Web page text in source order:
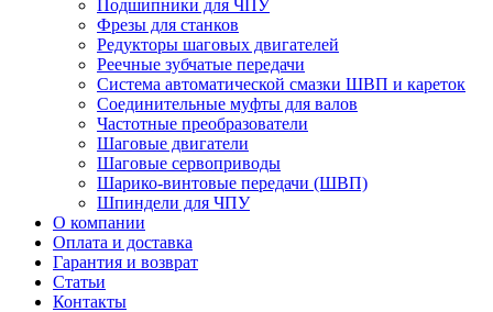
Подшипники для ЧПУ
Фрезы для станков
Редукторы шаговых двигателей
Реечные зубчатые передачи
Система автоматической смазки ШВП и кареток
Соединительные муфты для валов
Частотные преобразователи
Шаговые двигатели
Шаговые сервоприводы
Шарико-винтовые передачи (ШВП)
Шпиндели для ЧПУ
О компании
Оплата и доставка
Гарантия и возврат
Статьи
Контакты